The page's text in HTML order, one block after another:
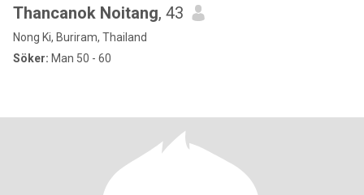
Thancanok Noitang, 43
Nong Ki, Buriram, Thailand
Söker: Man 50 - 60